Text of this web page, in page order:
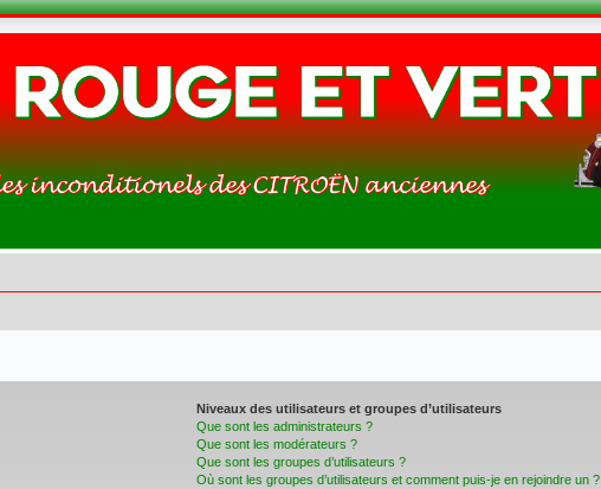
Niveaux des utilisateurs et groupes d’utilisateurs
Que sont les administrateurs ?
Que sont les modérateurs ?
Que sont les groupes d’utilisateurs ?
Où sont les groupes d’utilisateurs et comment puis-je en rejoindre un ?